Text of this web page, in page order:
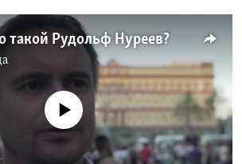
такой Рудольф Нуреев?
source currently available